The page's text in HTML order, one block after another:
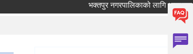
भक्तपुर नगरपालिकाको लागि आवश्यक